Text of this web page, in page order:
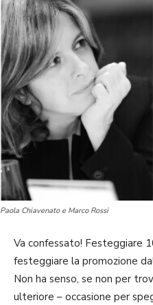
Paola Chiavenato e Marco Rossi
Va confessato! Festeggiare
festeggiare la promozione
Non ha senso, se non per
ulteriore – occasione per